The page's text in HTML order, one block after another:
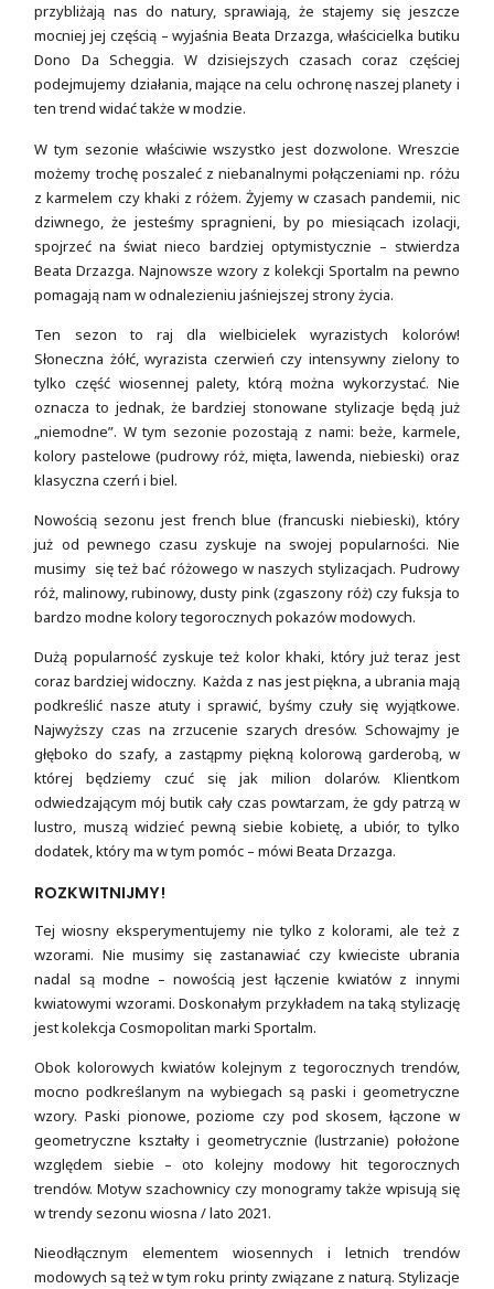
przybliżają nas do natury, sprawiają, że stajemy się jeszcze
mocniej jej częścią – wyjaśnia Beata Drzazga, właścicielka butiku
Dono Da Scheggia. W dzisiejszych czasach coraz częściej
podejmujemy działania, mające na celu ochronę naszej planety i
ten trend widać także w modzie.
W tym sezonie właściwie wszystko jest dozwolone. Wreszcie
możemy trochę poszaleć z niebanalnymi połączeniami np. różu
z karmelem czy khaki z różem. Żyjemy w czasach pandemii, nic
dziwnego, że jesteśmy spragnieni, by po miesiącach izolacji,
spojrzeć na świat nieco bardziej optymistycznie – stwierdza
Beata Drzazga. Najnowsze wzory z kolekcji Sportalm na pewno
pomagają nam w odnalezieniu jaśniejszej strony życia.
Ten sezon to raj dla wielbicielek wyrazistych kolorów!
Słoneczna żółć, wyrazista czerwień czy intensywny zielony to
tylko część wiosennej palety, którą można wykorzystać. Nie
oznacza to jednak, że bardziej stonowane stylizacje będą już
„niemodne”. W tym sezonie pozostają z nami: beże, karmele,
kolory pastelowe (pudrowy róż, mięta, lawenda, niebieski) oraz
klasyczna czerń i biel.
Nowością sezonu jest french blue (francuski niebieski), który
już od pewnego czasu zyskuje na swojej popularności. Nie
musimy się też bać różowego w naszych stylizacjach. Pudrowy
róż, malinowy, rubinowy, dusty pink (zgaszony róż) czy fuksja to
bardzo modne kolory tegorocznych pokazów modowych.
Dużą popularność zyskuje też kolor khaki, który już teraz jest
coraz bardziej widoczny. Każda z nas jest piękna, a ubrania mają
podkreślić nasze atuty i sprawić, byśmy czuły się wyjątkowe.
Najwyższy czas na zrzucenie szarych dresów. Schowajmy je
głęboko do szafy, a zastąpmy piękną kolorową garderobą, w
której będziemy czuć się jak milion dolarów. Klientkom
odwiedzającym mój butik cały czas powtarzam, że gdy patrzą w
lustro, muszą widzieć pewną siebie kobietę, a ubiór, to tylko
dodatek, który ma w tym pomóc – mówi Beata Drzazga.
ROZKWITNIJMY!
Tej wiosny eksperymentujemy nie tylko z kolorami, ale też z
wzorami. Nie musimy się zastanawiać czy kwieciste ubrania
nadal są modne – nowością jest łączenie kwiatów z innymi
kwiatowymi wzorami. Doskonałym przykładem na taką stylizację
jest kolekcja Cosmopolitan marki Sportalm.
Obok kolorowych kwiatów kolejnym z tegorocznych trendów,
mocno podkreślanym na wybiegach są paski i geometryczne
wzory. Paski pionowe, poziome czy pod skosem, łączone w
geometryczne kształty i geometrycznie (lustrzanie) położone
względem siebie – oto kolejny modowy hit tegorocznych
trendów. Motyw szachownicy czy monogramy także wpisują się
w trendy sezonu wiosna / lato 2021.
Nieodłącznym elementem wiosennych i letnich trendów
modowych są też w tym roku printy związane z naturą. Stylizacje